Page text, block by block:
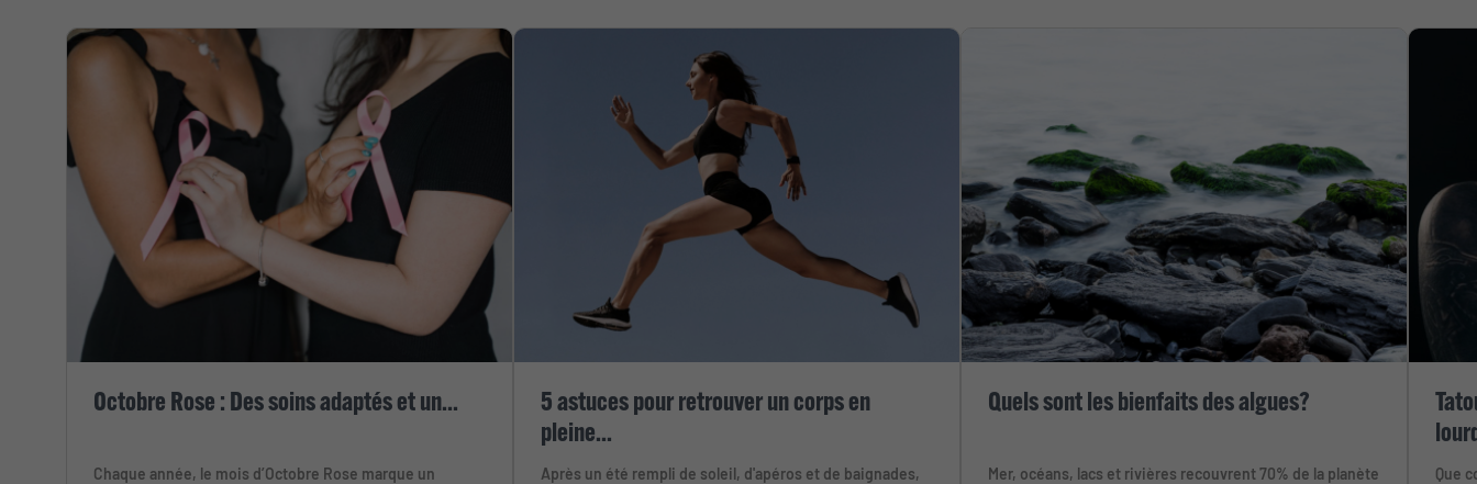
Octobre Rose : Des soins adaptés et un...
Chaque année, le mois d’Octobre Rose marque un
5 astuces pour retrouver un corps en
pleine...
Après un été rempli de soleil, d'apéros et de baignades,
Quels sont les bienfaits des algues?
Mer, océans, lacs et rivières recouvrent 70% de la planète Que